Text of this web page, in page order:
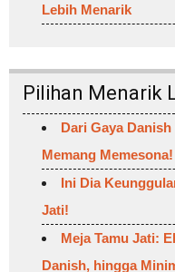
Lebih Menarik
Pilihan Menarik
Dari Gaya
Memang Memesona!
Ini Dia
Jati!
Meja Tamu Jati:
Danish, hingga